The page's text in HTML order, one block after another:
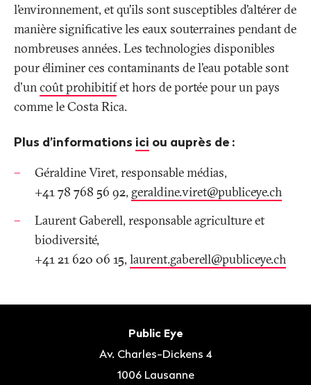
l’environnement, et qu'ils sont susceptibles d’altérer de
manière significative les eaux souterraines pendant de
nombreuses années. Les technologies disponibles
pour éliminer ces contaminants de l'eau potable sont
d'uncoût prohibitifet hors de portée pour un pays
comme le Costa Rica.
Plus d’informations ici ou auprès de :
Géraldine Viret, responsable médias,
+41 78 768 56 92, geraldine.viret@publiceye.ch
Laurent Gaberell, responsable agriculture et
biodiversité,
+41 21 620 06 15, laurent.gaberell@publiceye.ch
Public Eye
Av. Charles-Dickens 4
1006 Lausanne